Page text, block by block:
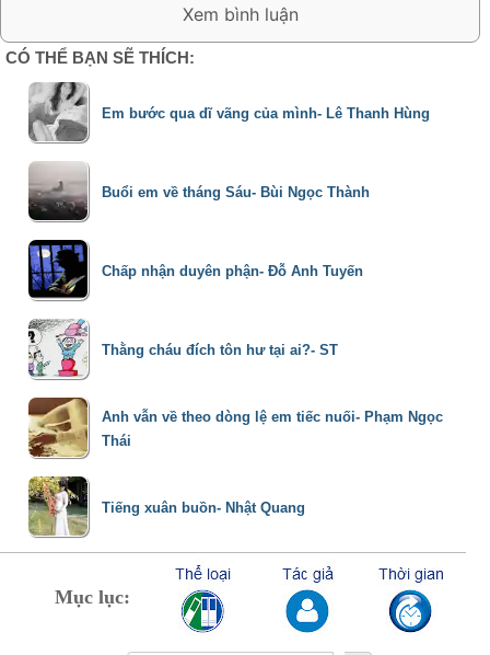
0 Comment:
CÓ THỂ BẠN SẼ THÍCH:
Em bước qua dĩ vãng của mình- Lê Thanh Hùng
Buổi em về tháng Sáu- Bùi Ngọc Thành
Chấp nhận duyên phận- Đỗ Anh Tuyến
Thằng cháu đích tôn hư tại ai?- ST
Anh vẫn về theo dòng lệ em tiếc nuối- Phạm Ngọc
Thái
Tiếng xuân buồn- Nhật Quang
Mục lục: